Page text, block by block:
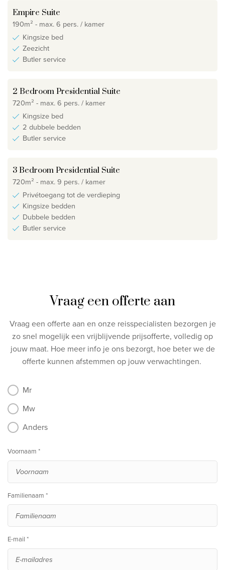
Empire Suite
190m² - max. 6 pers. / kamer
Kingsize bed
Zeezicht
Butler service
2 Bedroom Presidential Suite
720m² - max. 6 pers. / kamer
Kingsize bed
2 dubbele bedden
Butler service
3 Bedroom Presidential Suite
720m² - max. 9 pers. / kamer
Privétoegang tot de verdieping
Kingsize bedden
Dubbele bedden
Butler service
Vraag een offerte aan
Vraag een offerte aan en onze reisspecialisten bezorgen je
zo snel mogelijk een vrijblijvende prijsofferte, volledig op
jouw maat. Hoe meer info je ons bezorgt, hoe beter we de
offerte kunnen afstemmen op jouw verwachtingen.
Mr
Mw
Anders
Voornaam *
Familienaam *
E-mail *